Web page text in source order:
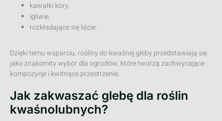
kawałki kory,
igliwie,
rozkładające się liście.
Dzięki temu wsparciu, rośliny do kwaśnej gleby przedstawiają się
jako znakomity wybór dla ogrodów, które tworzą zachwycające
kompozycje i kwitnące przestrzenie.
Jak zakwaszać glebę dla roślin
kwaśnolubnych?